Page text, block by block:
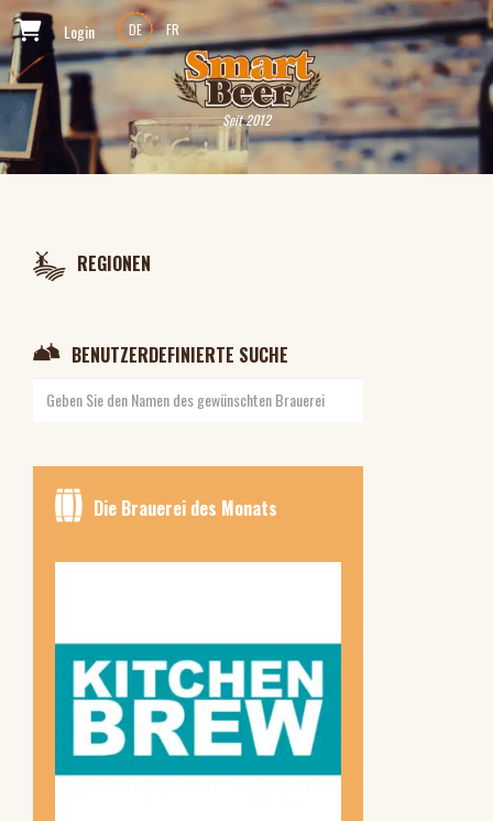
Login DE FR
Seit 2012
REGIONEN
BENUTZERDEFINIERTE SUCHE
Die Brauerei des Monats